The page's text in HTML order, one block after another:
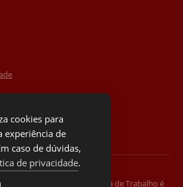
© 2026 CTPS Carteira de Trabalho é
cookies para
experiência de
caso de dúvidas,
de privacidade.